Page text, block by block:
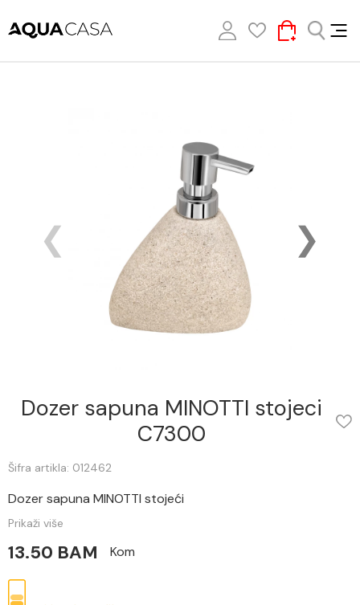
Dozer sapuna MINOTTI stojeci
C7300
Šifra artikla: 012462
Dozer sapuna MINOTTI stojeći
Prikaži više
13.50 BAM Kom